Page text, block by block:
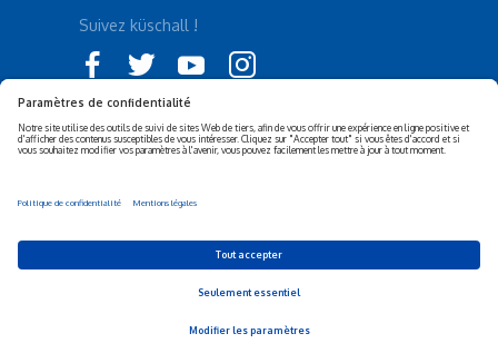
Déclaration d'accessibilité
Politique de confidentialité
Responsabilité sociétale de
© 2026 Invacare Corporation - All rights reserved.
Suivez küschall !